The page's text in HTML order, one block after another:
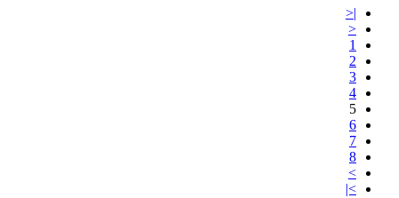
|<
<
1
2
3
4
5
6
7
8
>
>|